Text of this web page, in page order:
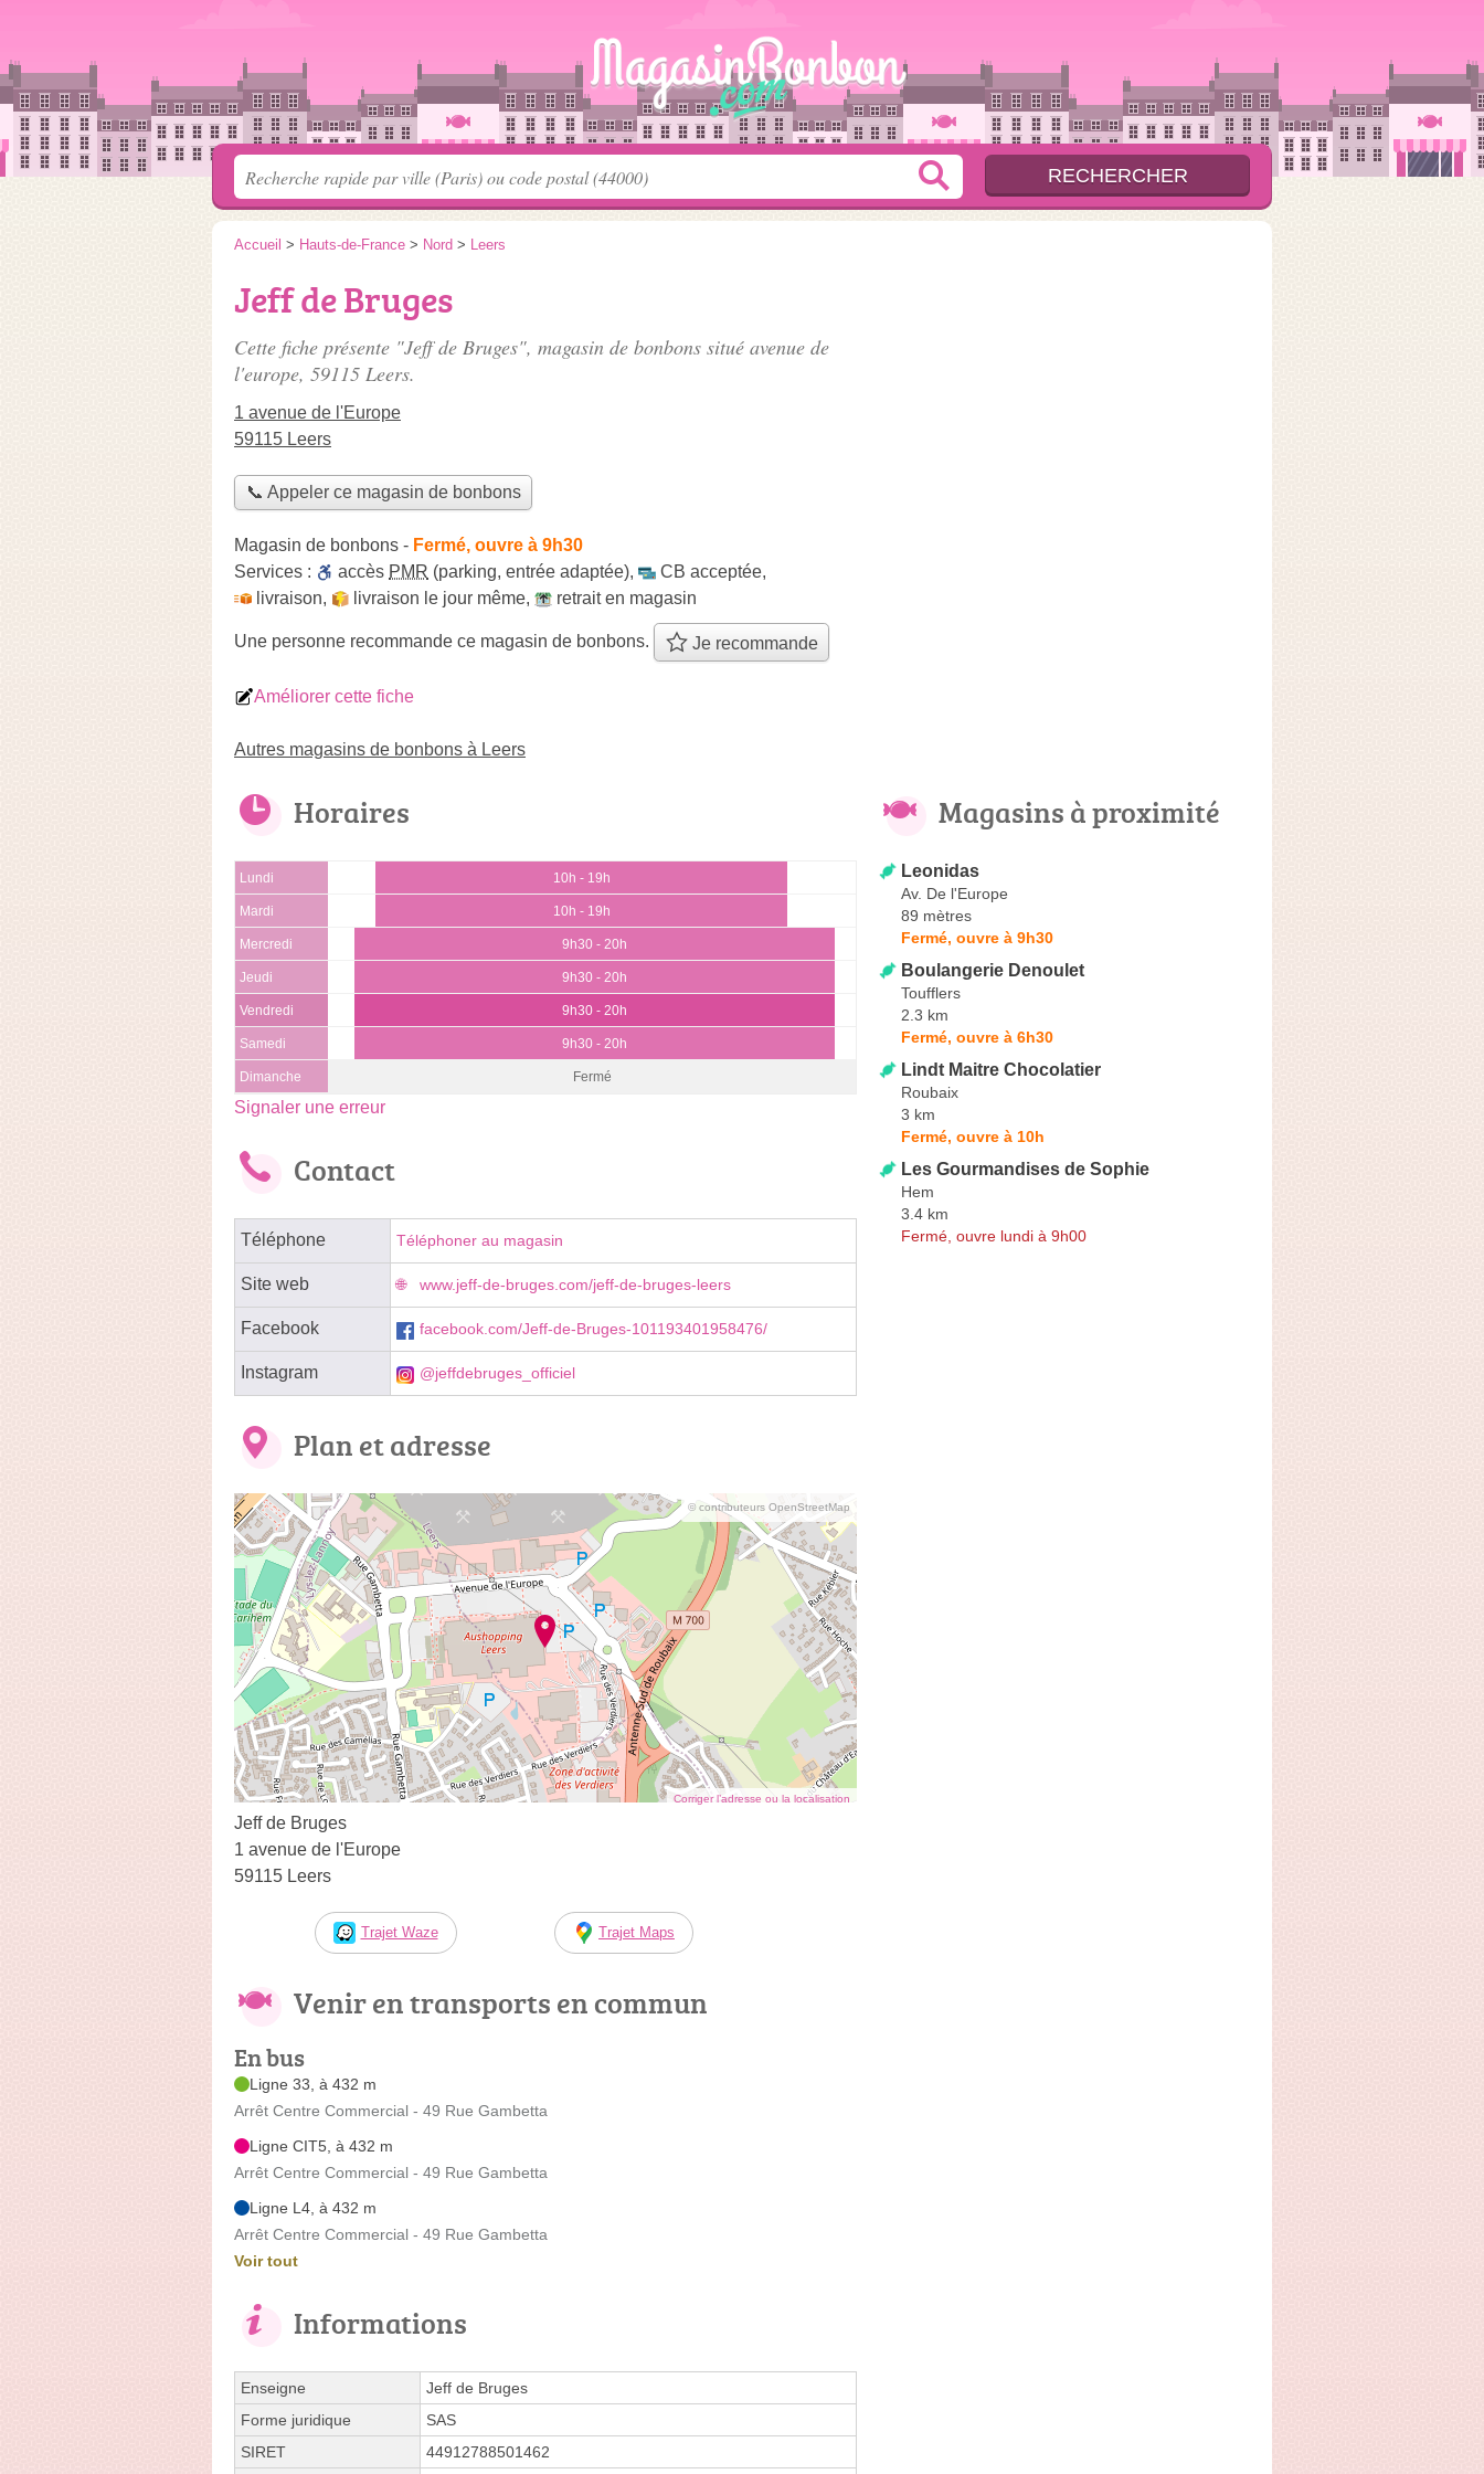
Accueil > Hauts-de-France > Nord > Leers
Jeff de Bruges
Cette fiche présente "Jeff de Bruges", magasin de bonbons situé avenue de
l'europe, 59115 Leers.
1 avenue de l'Europe
59115 Leers
📞 Appeler ce magasin de bonbons
Magasin de bonbons - Fermé, ouvre à 9h30
Services :
accès PMR (parking, entrée adaptée), CB acceptée,
livraison, livraison le jour même, retrait en magasin
Une personne recommande ce magasin de bonbons. Je recommande
Améliorer cette fiche
Autres magasins de bonbons à Leers
Horaires
Lundi 10h - 19h
Mardi 10h - 19h
Mercredi 9h30 - 20h
Jeudi 9h30 - 20h
Vendredi 9h30 - 20h
Samedi 9h30 - 20h
Dimanche Fermé
Signaler une erreur
Contact
Téléphone Téléphoner au magasin
Site web www.jeff-de-bruges.com/jeff-de-bruges-leers
Facebook facebook.com/Jeff-de-Bruges-101193401958476/
Instagram @jeffdebruges_officiel
Plan et adresse
© contributeurs OpenStreetMap
Corriger l’adresse ou la localisation
Jeff de Bruges
1 avenue de l'Europe
59115 Leers
Trajet Waze Trajet Maps
Venir en transports en commun
En bus
Ligne 33, à 432 m
Arrêt Centre Commercial - 49 Rue Gambetta
Ligne CIT5, à 432 m
Arrêt Centre Commercial - 49 Rue Gambetta
Ligne L4, à 432 m
Arrêt Centre Commercial - 49 Rue Gambetta
Voir tout
Informations
Enseigne
Jeff de Bruges
Forme juridique
SAS
SIRET
44912788501462
Magasins à proximité
Leonidas
Av. De l'Europe
89 mètres
Fermé, ouvre à 9h30
Boulangerie Denoulet
Toufflers
2.3 km
Fermé, ouvre à 6h30
Lindt Maitre Chocolatier
Roubaix
3 km
Fermé, ouvre à 10h
Les Gourmandises de Sophie
Hem
3.4 km
Fermé, ouvre lundi à 9h00